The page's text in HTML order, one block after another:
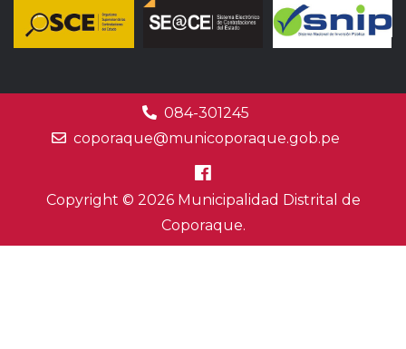
084-301245
coporaque@municoporaque.gob.pe
Copyright © 2026 Municipalidad Distrital de
Coporaque.